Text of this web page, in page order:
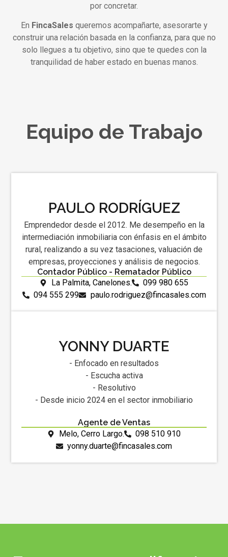
por concretar.
En FincaSales queremos acompañarte, asesorarte y
construir una relación basada en la confianza, para que no
solo llegues a tu objetivo, sino que te quedes con la
tranquilidad de haber estado en buenas manos.
Equipo de Trabajo
PAULO RODRÍGUEZ
Emprendedor desde el 2012. Me desempeño en la
intermediación inmobiliaria con énfasis en el ámbito
rural, realizando a su vez tasaciones, valuación de
empresas, proyecciones y análisis de negocios.
Contador Público - Rematador Público
La Palmita, Canelones.
099 980 655
094 555 299
paulo.rodriguez@fincasales.com
YONNY DUARTE
- Enfocado en resultados
- Escucha activa
- Resolutivo
- Desde inicio 2024 en el sector inmobiliario
Agente de Ventas
Melo, Cerro Largo.
098 510 910
yonny.duarte@fincasales.com